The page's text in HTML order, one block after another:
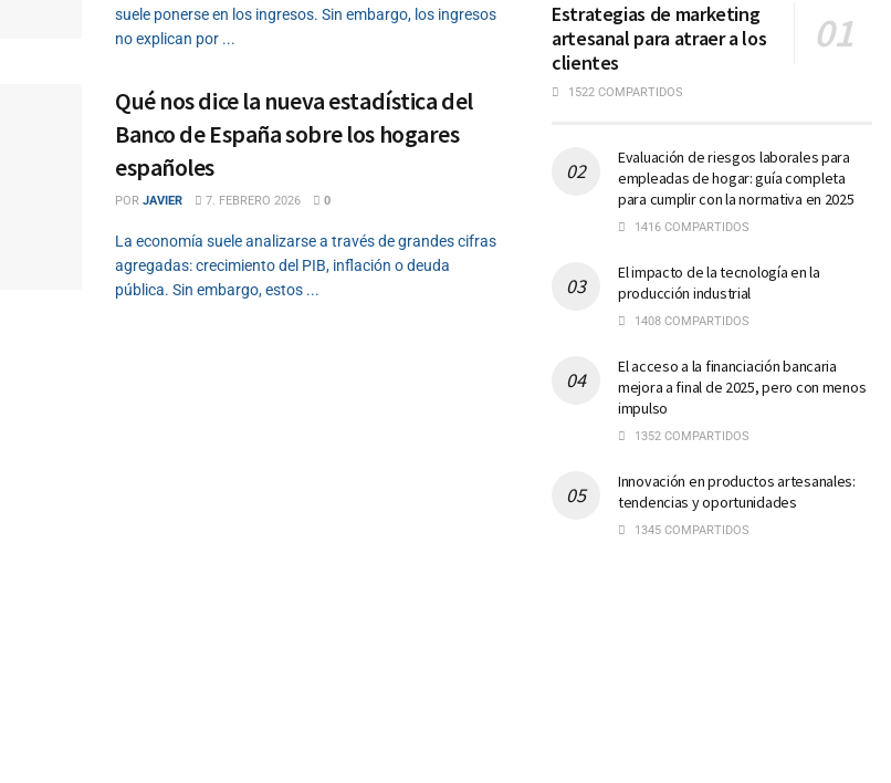
suele ponerse en los ingresos. Sin embargo, los ingresos
no explican por ...
Qué nos dice la nueva estadística del
Banco de España sobre los hogares
españoles
POR JAVIER 7. FEBRERO 2026 0
La economía suele analizarse a través de grandes cifras
agregadas: crecimiento del PIB, inflación o deuda
pública. Sin embargo, estos ...
Estrategias de marketing
artesanal para atraer a los
clientes
1522 COMPARTIDOS
Evaluación de riesgos laborales para
empleadas de hogar: guía completa
para cumplir con la normativa en 2025
1416 COMPARTIDOS
El impacto de la tecnología en la
producción industrial
1408 COMPARTIDOS
El acceso a la financiación bancaria
mejora a final de 2025, pero con menos
impulso
1352 COMPARTIDOS
Innovación en productos artesanales:
tendencias y oportunidades
1345 COMPARTIDOS